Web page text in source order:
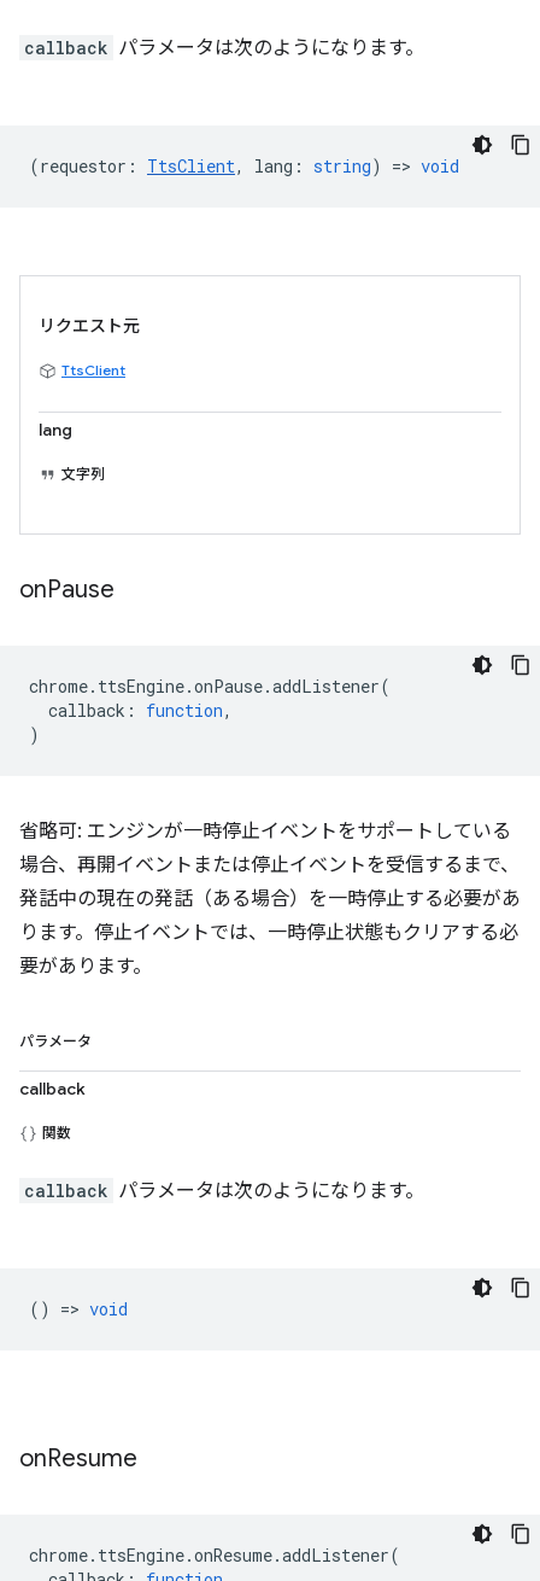
callback パラメータは次のようになります。
(requestor : TtsClient, lang : string) => void
リクエスト元
TtsClient
lang
文字列
onPause
chrome. ttsEngine.onPause.addListener(
callback : function,
)
省略可: エンジンが一時停止イベントをサポートしている
場合、再開イベントまたは停止イベントを受信するまで、
発話中の現在の発話（ある場合）を一時停止する必要があ
ります。停止イベントでは、一時停止状態もクリアする必
要があります。
パラメータ
callback
関数
callback パラメータは次のようになります。
() => void
onResume
chrome. ttsEngine.onResume.addListener(